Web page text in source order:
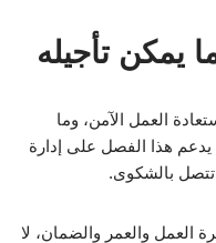
يمكن تأجيله
العمل الآمن، وما
يدعم هذا الفصل على إدارة
تتصل بالشكوى.
والعمر والضمان، لا